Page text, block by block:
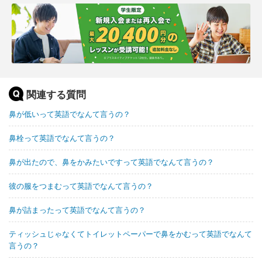
関連する質問
鼻が低いって英語でなんて言うの？
鼻栓って英語でなんて言うの？
鼻が出たので、鼻をかみたいですって英語でなんて言うの？
彼の服をつまむって英語でなんて言うの？
鼻が詰まったって英語でなんて言うの？
ティッシュじゃなくてトイレットペーパーで鼻をかむって英語でなんて
言うの？